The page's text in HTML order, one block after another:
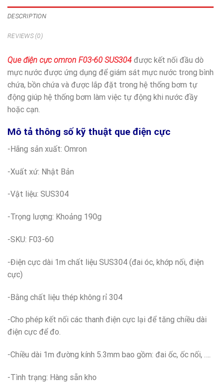
DESCRIPTION
REVIEWS (0)
Que điện cực omron F03-60 SUS304 được kết nối đầu dò
mực nước được ứng dụng để giám sát mực nước trong bình
chứa, bồn chứa và được lắp đặt trong hệ thống bơm tự
động giúp hệ thống bơm làm việc tự động khi nước đầy
hoặc cạn.
Mô tả thông số kỹ thuật que điện cực
-Hãng sản xuất: Omron
-Xuất xứ: Nhật Bản
-Vật liệu: SUS304
-Trọng lượng: Khoảng 190g
-SKU: F03-60
-Điện cực dài 1m chất liệu SUS304 (đai óc, khớp nối, điện
cực)
-Bằng chất liệu thép không rỉ 304
-Cho phép kết nối các thanh điện cực lại để tăng chiều dài
điện cực để đo.
-Chiều dài 1m đường kính 5.3mm bao gồm: đai ốc, ốc nối, ….
-Tình trạng: Hàng sẵn kho